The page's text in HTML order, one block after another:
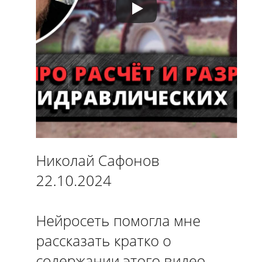
Николай Сафонов
22.10.2024
Нейросеть помогла мне
рассказать кратко о